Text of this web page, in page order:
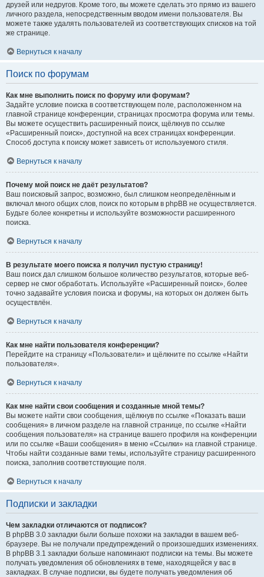
друзей или недругов. Кроме того, вы можете сделать это прямо из вашего
личного раздела, непосредственным вводом имени пользователя. Вы
можете также удалять пользователей из соответствующих списков на той
же странице.
Вернуться к началу
Поиск по форумам
Как мне выполнить поиск по форуму или форумам?
Задайте условие поиска в соответствующем поле, расположенном на
главной странице конференции, страницах просмотра форума или темы.
Вы можете осуществить расширенный поиск, щёлкнув по ссылке
«Расширенный поиск», доступной на всех страницах конференции.
Способ доступа к поиску может зависеть от используемого стиля.
Вернуться к началу
Почему мой поиск не даёт результатов?
Ваш поисковый запрос, возможно, был слишком неопределённым и
включал много общих слов, поиск по которым в phpBB не осуществляется.
Будьте более конкретны и используйте возможности расширенного
поиска.
Вернуться к началу
В результате моего поиска я получил пустую страницу!
Ваш поиск дал слишком большое количество результатов, которые веб-
сервер не смог обработать. Используйте «Расширенный поиск», более
точно задавайте условия поиска и форумы, на которых он должен быть
осуществлён.
Вернуться к началу
Как мне найти пользователя конференции?
Перейдите на страницу «Пользователи» и щёлкните по ссылке «Найти
пользователя».
Вернуться к началу
Как мне найти свои сообщения и созданные мной темы?
Вы можете найти свои сообщения, щёлкнув по ссылке «Показать ваши
сообщения» в личном разделе на главной странице, по ссылке «Найти
сообщения пользователя» на странице вашего профиля на конференции
или по ссылке «Ваши сообщения» в меню «Ссылки» на главной странице.
Чтобы найти созданные вами темы, используйте страницу расширенного
поиска, заполнив соответствующие поля.
Вернуться к началу
Подписки и закладки
Чем закладки отличаются от подписок?
В phpBB 3.0 закладки были больше похожи на закладки в вашем веб-
браузере. Вы не получали предупреждений о произошедших изменениях.
В phpBB 3.1 закладки больше напоминают подписки на темы. Вы можете
получать уведомления об обновлениях в теме, находящейся у вас в
закладках. В случае подписки, вы будете получать уведомления об